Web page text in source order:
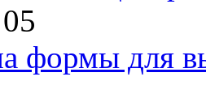
формы для